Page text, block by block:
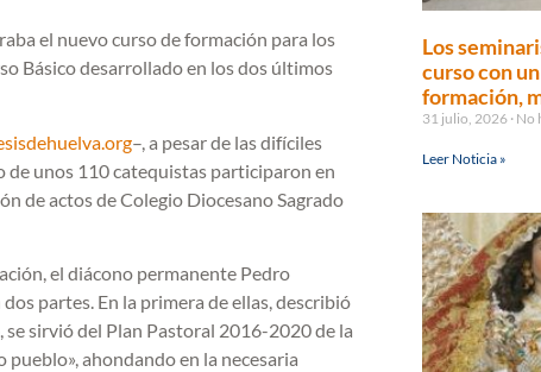
el nuevo curso de formación para los
Básico desarrollado en los dos últimos
–, a pesar de las difíciles
de unos 110 catequistas participaron en
de actos de Colegio Diocesano Sagrado
el diácono permanente Pedro
partes. En la primera de ellas, describió
sirvió del Plan Pastoral 2016-2020 de la
ahondando en la necesaria
Los
curso con
formación,
31 julio, 2026 No
Leer Noticia »